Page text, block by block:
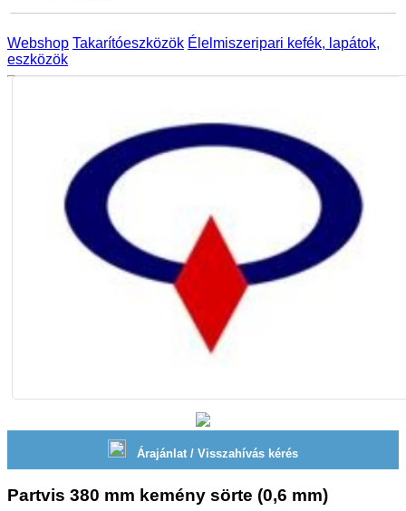
Webshop Takarítóeszközök Élelmiszeripari kefék, lapátok,
eszközök
Árajánlat / Visszahívás kérés
Partvis 380 mm kemény sörte (0,6 mm)